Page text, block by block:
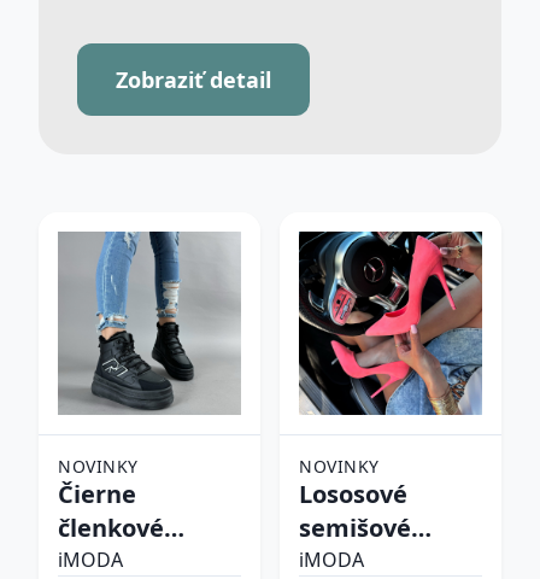
Zobraziť detail
NOVINKY
Čierne
členkové
zateplené
iMODA
NOVINKY
Lososové
semišové
lodičky
iMODA